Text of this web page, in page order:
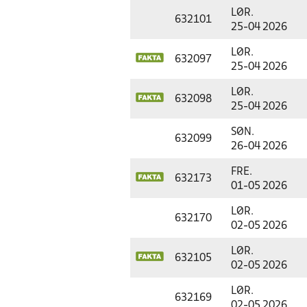
632101
LØR.
25-04 2026
632097
LØR.
25-04 2026
632098
LØR.
25-04 2026
632099
SØN.
26-04 2026
632173
FRE.
01-05 2026
632170
LØR.
02-05 2026
632105
LØR.
02-05 2026
632169
LØR.